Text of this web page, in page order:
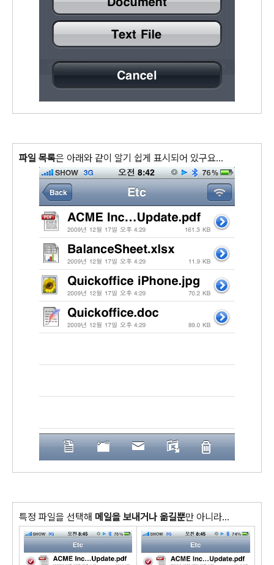
파일 목록은 아래와 같이 알기 쉽게 표시되어 있구요...
특정 파일을 선택해 메일을 보내거나 옮길뿐만 아니라...